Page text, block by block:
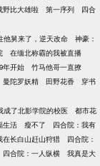
野比大雄啦 第一序列
四合
他舅来了，逆天改命
神豪：
在缅北称霸的我被直播
年开始
竹马他哥一直撩
曼陀罗妖精 田野花香
穿书
成了北影学院的校医
都市花
生活 瘦不了
四合院：我有
在长白山赶山狩猎
四合院：
四合院：一人纵横
我真是大